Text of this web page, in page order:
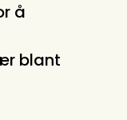
å
blant